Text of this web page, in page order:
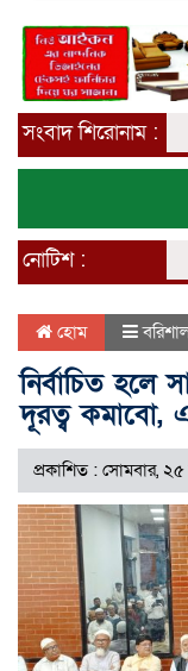
সংবাদ শিরোনাম :
নোটিশ :
হোম
নির্বাচিত হলে
দূরত্ব কমাবো,
প্রকাশিত : সোমবার, ২৫